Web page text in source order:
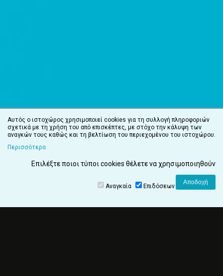
Αυτός ο ιστοχώρος χρησιμοποιεί cookies για τη συλλογή πληροφοριών
σχετικά με τη χρήση του από επισκέπτες, με στόχο την κάλυψη των
αναγκών τους καθώς και τη βελτίωση του περιεχομένου του ιστοχώρου.
Περισσότερα
Επιλέξτε ποιοι τύποι cookies θέλετε να χρησιμοποιηθούν
Αναγκαία Επιδόσεων